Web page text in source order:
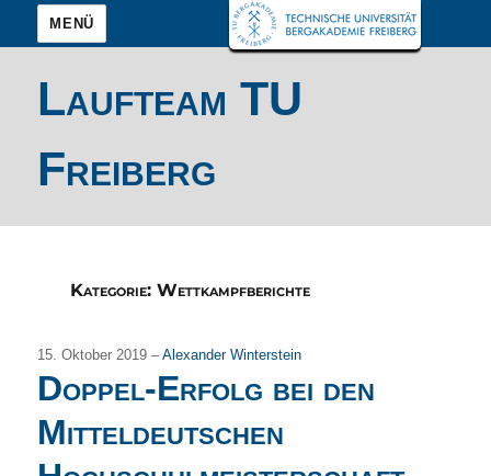
MENÜ
Laufteam TU
Freiberg
Kategorie: Wettkampfberichte
15. Oktober 2019 –Alexander Winterstein
Doppel-Erfolg bei den
Mitteldeutschen